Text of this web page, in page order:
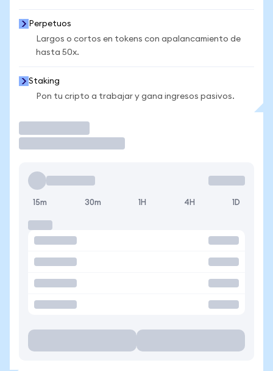
Perpetuos
Largos o cortos en tokens con apalancamiento de
hasta 50x.
Staking
Pon tu cripto a trabajar y gana ingresos pasivos.
15m 30m 1H 4H 1D